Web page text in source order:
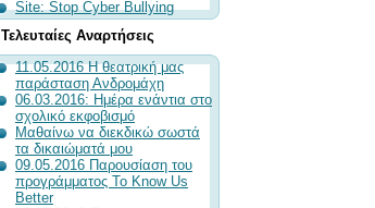
Site: Stop Cyber Bullying
Τελευταίες Αναρτήσεις
11.05.2016 Η θεατρική μας
παράσταση Ανδρομάχη
06.03.2016: Ημέρα ενάντια στο
σχολικό εκφοβισμό
Μαθαίνω να διεκδικώ σωστά
τα δικαιώματά μου
09.05.2016 Παρουσίαση του
προγράμματος To Know Us
Better